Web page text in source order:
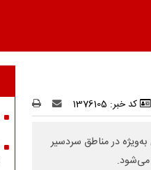
کد خبر: 1376105
در مناطق سردسیر
می‌شود.